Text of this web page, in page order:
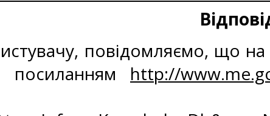
повідомляємо, що на
посиланням http://